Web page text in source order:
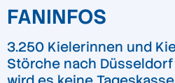
FANINFOS
3.250 Kielerinnen und
Störche nach